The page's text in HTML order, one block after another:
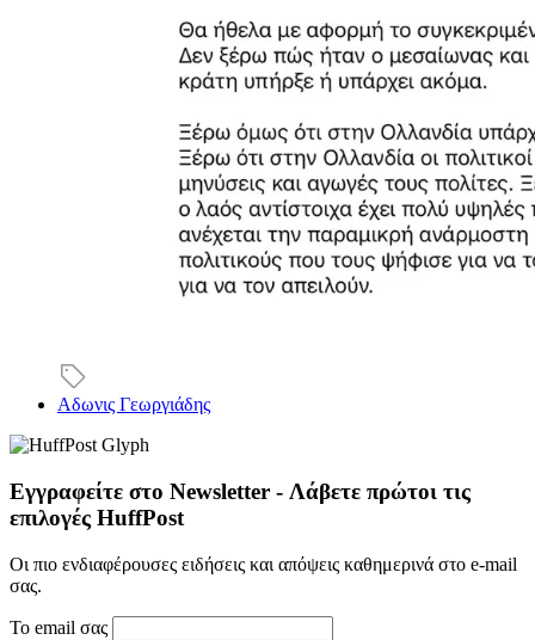
Αδωνις Γεωργιάδης
Εγγραφείτε στο Newsletter - Λάβετε πρώτοι τις
επιλογές HuffPost
Οι πιο ενδιαφέρουσες ειδήσεις και απόψεις καθημερινά στο e-mail
σας.
Το email σας